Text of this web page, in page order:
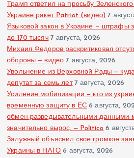
Трамп ответил на просьбу
Украине ракет Patriot (видео) 7
Языковой закон в Украине — штрафы
до 170 тысяч 7 августа, 2026
Михаил Федоров раскритиковал
обороны — видео 7 августа, 2026
Увольнение из Верховной Рады —
депутат за семь лет 7 августа, 2026
Усиление мобилизации — кто из
временную защиту в ЕС 6 августа,
обмен разведывательными данными
значительно вырос, — Politico 6
Залужный объяснил свое громкое
Украины в НАТО 6 августа, 2026